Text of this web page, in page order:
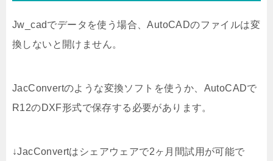
Jw_cadでデータを使う場合、AutoCADのファイルは変
換しないと開けません。
JacConvertのような変換ソフトを使うか、AutoCADで
R12のDXF形式で保存する必要があります。
↓JacConvertはシェアウェアで2ヶ月間試用が可能で